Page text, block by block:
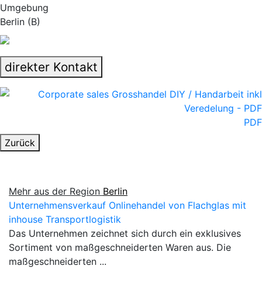
Umgebung
Berlin (B)
direkter Kontakt
PDF
Zurück
Mehr aus der Region Berlin
Unternehmensverkauf Onlinehandel von Flachglas mit
inhouse Transportlogistik
Das Unternehmen zeichnet sich durch ein exklusives
Sortiment von maßgeschneiderten Waren aus. Die
maßgeschneiderten ...